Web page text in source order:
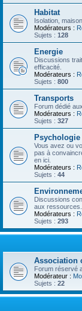
Habitat
Isolation,
Modérateurs :
Sujets : 128
Energie
Discussions
efficacité.
Modérateurs :
Sujets : 800
Transports
Forum dédié
Modérateurs :
Sujets : 327
Psychologie
Vous avez ou
pas à
en ici.
Modérateurs :
Sujets : 44
Discussions
aux ressources.
Modérateurs :
Sujets : 293
Association
Forum réservé
Modérateur :
Sujets : 22